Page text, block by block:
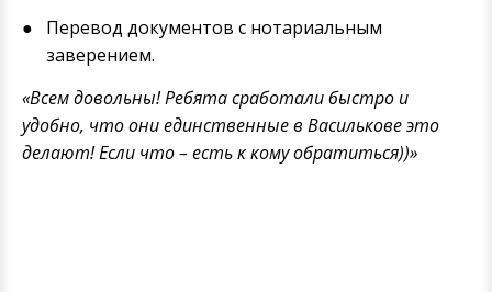
Перевод документов с нотариальным
заверением.
«Всем довольны! Ребята сработали быстро и
удобно, что они единственные в Василькове это
делают! Если что – есть к кому обратиться))»